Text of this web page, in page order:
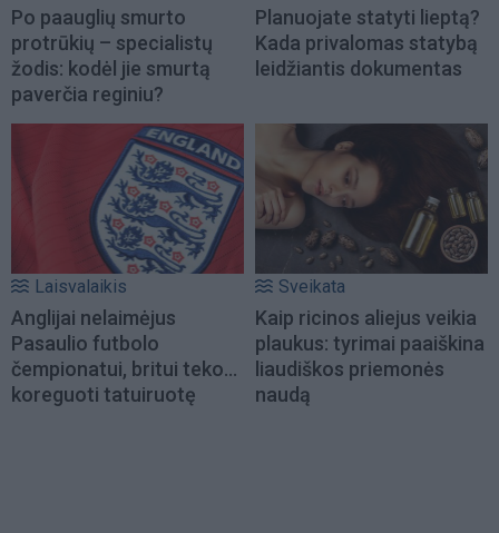
Po paauglių smurto
protrūkių – specialistų
žodis: kodėl jie smurtą
paverčia reginiu?
Planuojate statyti lieptą?
Kada privalomas statybą
leidžiantis dokumentas
Laisvalaikis
Anglijai nelaimėjus
Pasaulio futbolo
čempionatui, britui teko...
koreguoti tatuiruotę
Sveikata
Kaip ricinos aliejus veikia
plaukus: tyrimai paaiškina
liaudiškos priemonės
naudą